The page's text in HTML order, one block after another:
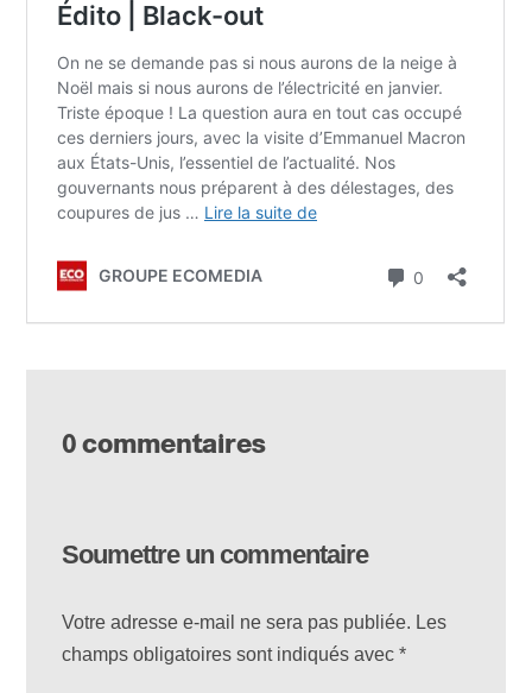
0 commentaires
Soumettre un commentaire
Votre adresse e-mail ne sera pas publiée. Les
champs obligatoires sont indiqués avec*